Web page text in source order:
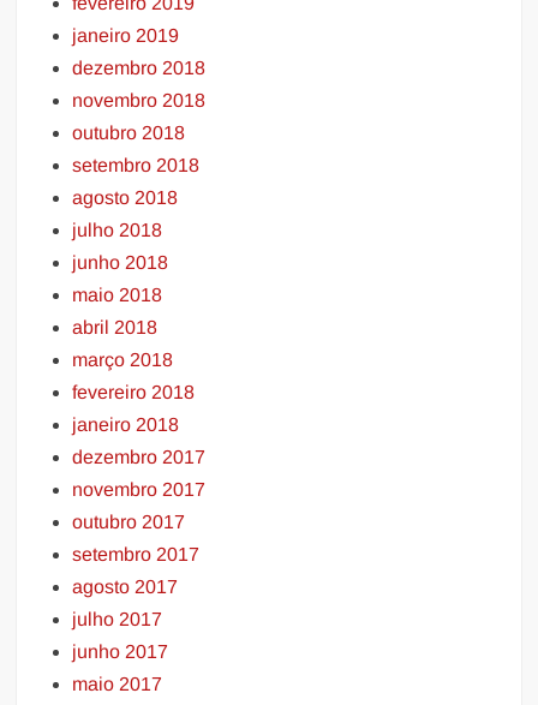
janeiro 2019
dezembro 2018
novembro 2018
outubro 2018
setembro 2018
agosto 2018
julho 2018
junho 2018
maio 2018
abril 2018
março 2018
fevereiro 2018
janeiro 2018
dezembro 2017
novembro 2017
outubro 2017
setembro 2017
agosto 2017
julho 2017
junho 2017
maio 2017